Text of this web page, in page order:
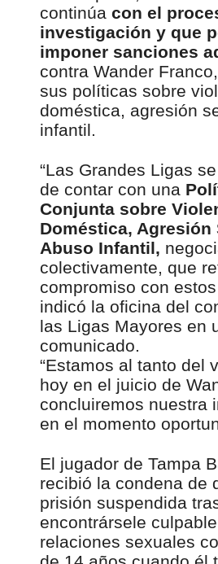
continúa con el
investigación y que
imponer sanciones
contra Wander
sus políticas sobre
doméstica, agresión
infantil.
“Las Grandes Ligas
de contar con una
Conjunta sobre
Doméstica, Agresión
Abuso Infantil,
colectivamente, que
compromiso con estos
indicó la oficina del
las Ligas Mayores en
comunicado.
“Estamos al tanto del
hoy en el juicio de
concluiremos nuestra
en el momento
El jugador de Tampa
recibió la condena de
prisión suspendida
encontrársele
relaciones sexuales